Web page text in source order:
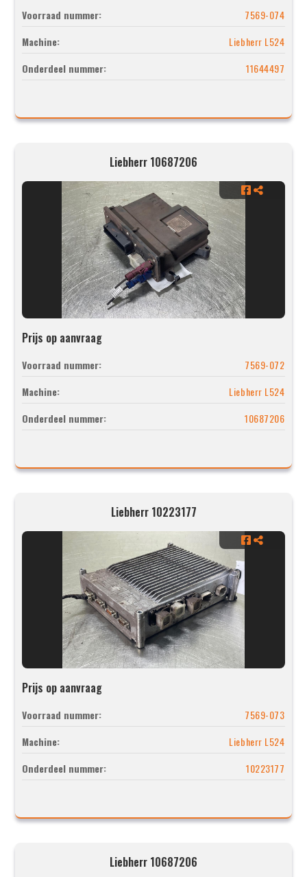
Voorraad nummer:
7569-074
Machine:
Liebherr L524
Onderdeel nummer:
11644497
Liebherr 10687206
Prijs op aanvraag
Voorraad nummer:
7569-072
Machine:
Liebherr L524
Onderdeel nummer:
10687206
Liebherr 10223177
Prijs op aanvraag
Voorraad nummer:
7569-073
Machine:
Liebherr L524
Onderdeel nummer:
10223177
Liebherr 10687206